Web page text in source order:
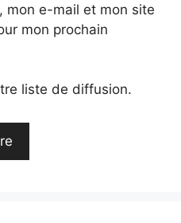
mon e-mail et mon site
mon prochain
liste de diffusion.